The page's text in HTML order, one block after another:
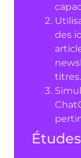
des
titres.